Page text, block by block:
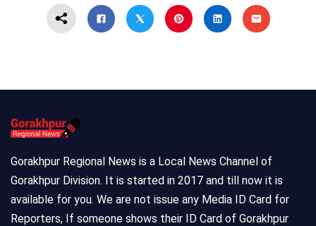
Gorakhpur Regional News is a Local News Channel of
Gorakhpur Division. It is started in 2017 and till now it is
available for you. We are not issue any Media ID Card for
Reporters, If someone shows their ID Card of Gorakhpur